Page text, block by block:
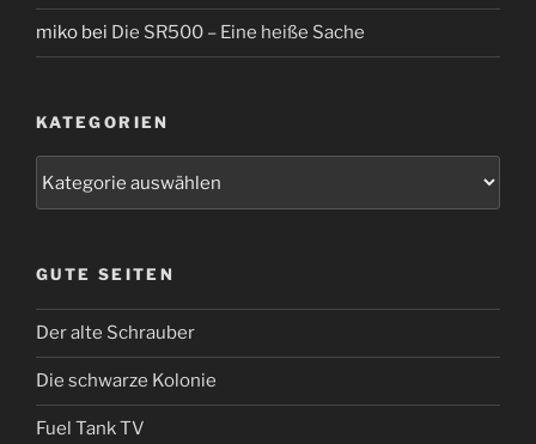
miko bei Die SR500 – Eine heiße Sache
KATEGORIEN
GUTE SEITEN
Der alte Schrauber
Die schwarze Kolonie
Fuel Tank TV